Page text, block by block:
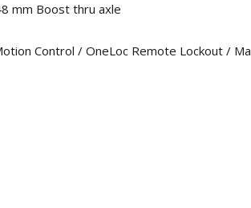
mm Boost thru axle
Control / OneLoc Remote Lockout /